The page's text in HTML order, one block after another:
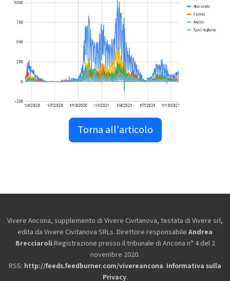
Torna all'articolo
Vivere Ancona, supplemento di Vivere Civitanova, testata di Vivere srl,
edita da Vivere Civitanova SRLs. Direttore responsabile Andrea
Brecciaroli.Registrazione presso il tribunale di Ancona n° 4 del 2
novembre 2020.
RSS: http://feeds.feedburner.com/vivereancona. Informativa sulla
Privacy.